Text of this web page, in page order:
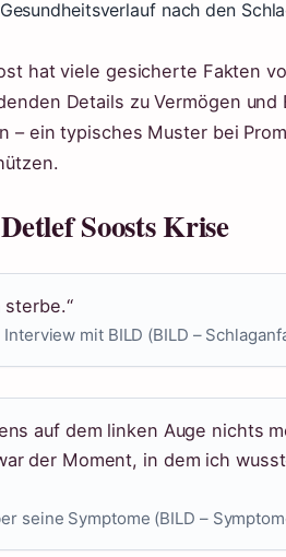
nach den
hat viele gesicherte Fakten
Details zu Vermögen und
– ein typisches Muster bei
Soosts Krise
sterbe.“
mit BILD (BILD –
auf dem linken Auge nichts
der Moment, in dem ich
seine Symptome (BILD –